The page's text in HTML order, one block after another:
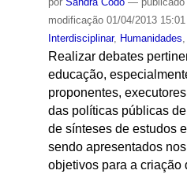
modificação01/04/2013 15:01
Interdisciplinar, Humanidades
Realizar debates
educação,
proponentes,
das políticas públicas
de sínteses de estudos
sendo apresentados
objetivos para a criação